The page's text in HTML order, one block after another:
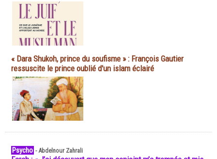
« Dara Shukoh, prince du soufisme » : François Gautier
ressuscite le prince oublié d'un islam éclairé
Psycho -Abdelnour Zahrali